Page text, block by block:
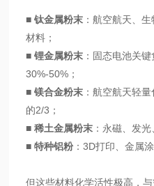
■ 钛金属粉末 ：航空航天、
材料；
■锂金属粉末 ：固态电池关
30%-50%；
■镁合金粉末 ：航空航天轻
的2/3；
■稀土金属粉末 ：永磁、发
■特种铝粉 ：3D打印、金属
但这些材料化学活性极高，